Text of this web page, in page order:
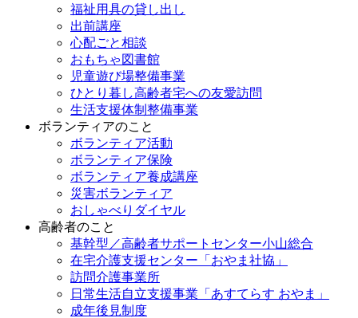
福祉用具の貸し出し
出前講座
心配ごと相談
おもちゃ図書館
児童遊び場整備事業
ひとり暮し高齢者宅への友愛訪問
生活支援体制整備事業
ボランティアのこと
ボランティア活動
ボランティア保険
ボランティア養成講座
災害ボランティア
おしゃべりダイヤル
高齢者のこと
基幹型／高齢者サポートセンター小山総合
在宅介護支援センター「おやま社協」
訪問介護事業所
日常生活自立支援事業「あすてらす おやま」
成年後見制度